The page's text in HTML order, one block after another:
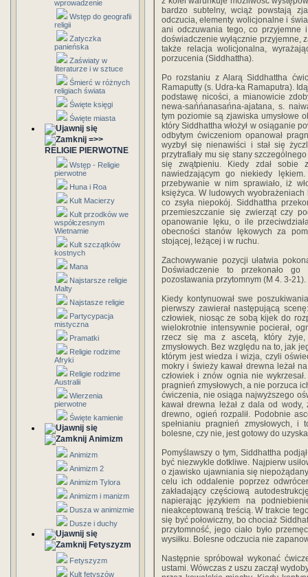
wprowadzenie
Wstęp do geografii
religii
Zatyczka
panieńska
Zaświaty w
literaturze i w sztuce
Śmierć w różnych
religiach świata
Święte księgi
Święte miasta
=>>
RELIGIE PIERWOTNE
Wstęp - Religie
pierwotne
Huna i Roa
Kult Macierzy
Kult przodków we
współczesnym
Wietnamie
Kult szczątków
kostnych
Mana
Najstarsze religie
Malty
Najstasze religie
Partycypacja
mistyczna
Pramatki
Religie rodzime
Afryki
Religie rodzime
Australii
Wierzenia
pierwotne
Święte kamienie
Animizm
Animizm
Animizm 2
Animizm Tylora
Animizm i manizm
Dusza w animizmie
Dusze i duchy
Fetyszyzm
Fetyszyzm
Kult fetyszów
bardzo subtelny, wciąż powstają
odczucia, elementy wolicjonalne i
ani odczuwania tego, co przyjemne
doświadczenie wyłącznie przyjemne,
także relacja wolicjonalna,
porzucenia (Siddhattha).
Po rozstaniu z Alarą Siddhattha
Ramaputty (s. Udra-ka Ramaputra).
podstawę nicości, a mianowicie
newa-sańńanasańna-ajatana, s.
tym poziomie są zjawiska umysłowe
który Siddhattha włożył w osiąganie
odbytym ćwiczeniom opanował
wyzbył się nienawiści i stał się
przytrafiały mu się stany
się zwątpieniu. Kiedy zdał sobie
nawiedzającym go niekiedy
przebywanie w nim sprawiało, iż
księżyca. W ludowych
co zsyła niepokój. Siddhattha
przemieszczanie się zwierząt czy
opanowanie lęku, o ile
obecności stanów lękowych za
stojącej, leżącej i w ruchu.
Zachowywanie pozycji ułatwia
Doświadczenie to przekonało go
pozostawania przytomnym (M 4. 3-21).
Kiedy kontynuował swe
pierwszy zawierał następującą
człowiek, niosąc ze sobą kijek do
wielokrotnie intensywnie pocierał,
rzecz się ma z ascetą, który żyje,
zmysłowych. Bez względu na to, jak
którym jest wiedza i wizja, czyli
mokry i świeży kawał drewna leżał
człowiek i znów ognia nie
pragnień zmysłowych, a nie porzuca
ćwiczenia, nie osiąga najwyższego
kawał drewna leżał z dala od
drewno, ogień rozpalił. Podobnie
spełnianiu pragnień zmysłowych,
bolesne, czy nie, jest gotowy do
Pomyślawszy o tym, Siddhattha
być niezwykle dotkliwe. Najpierw
o zjawisko ujawniania się
celu ich oddalenie poprzez
zakładający częściową
napierając językiem na
nieakceptowaną treścią. W trakcie
się być połowiczny, bo chociaż
przytomność, jego ciało było
wysiłku. Bolesne odczucia nie
Następnie spróbował wykonać
ustami. Wówczas z uszu zaczął